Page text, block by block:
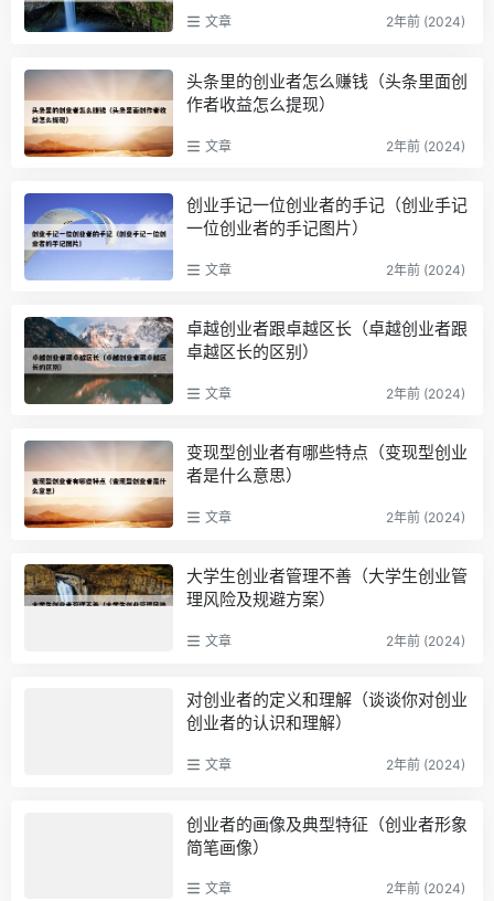
文章 2年前 (2024)
头条里的创业者怎么赚钱（头条里面创
作者收益怎么提现）
文章 2年前 (2024)
创业手记一位创业者的手记（创业手记
一位创业者的手记图片）
文章 2年前 (2024)
卓越创业者跟卓越区长（卓越创业者跟
卓越区长的区别）
文章 2年前 (2024)
变现型创业者有哪些特点（变现型创业
者是什么意思）
文章 2年前 (2024)
大学生创业者管理不善（大学生创业管
理风险及规避方案）
文章 2年前 (2024)
对创业者的定义和理解（谈谈你对创业
创业者的认识和理解）
文章 2年前 (2024)
创业者的画像及典型特征（创业者形象
简笔画像）
文章 2年前 (2024)